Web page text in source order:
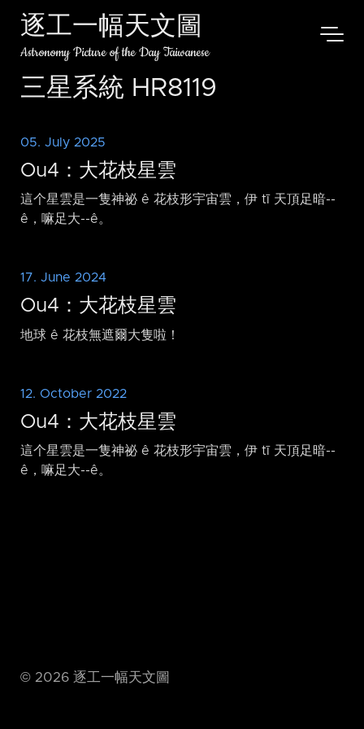
逐工一幅天文圖
Astronomy Picture of the Day Taiwanese
三星系統 HR8119
05. July 2025
Ou4：大花枝星雲
這个星雲是一隻神祕 ê 花枝形宇宙雲，伊 tī 天頂足暗-⁠-
ê，嘛足大-⁠-ê。
17. June 2024
Ou4：大花枝星雲
地球 ê 花枝無遮爾大隻啦！
12. October 2022
Ou4：大花枝星雲
這个星雲是一隻神祕 ê 花枝形宇宙雲，伊 tī 天頂足暗-⁠-
ê，嘛足大-⁠-ê。
© 2026 逐工一幅天文圖